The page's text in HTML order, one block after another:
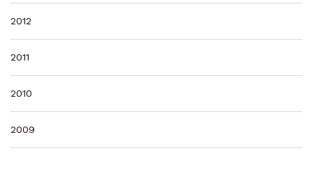
2012
2011
2010
2009